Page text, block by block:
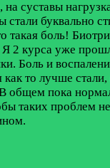
на суставы
стали буквально
такая боль!
2 курса уже
Боль и
как то лучше
В общем пока
таких проблем